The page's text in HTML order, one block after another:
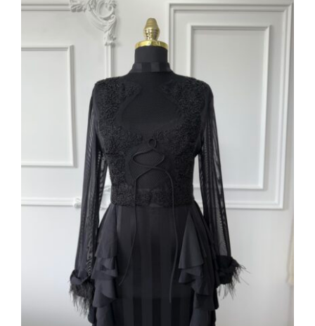
İthal elbise